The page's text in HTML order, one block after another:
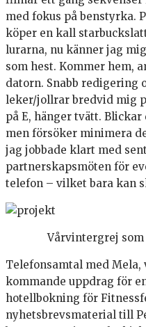
med fokus på benstyrka.
köper en kall
lurarna, nu känner jag
som hest. Kommer hem,
datorn. Snabb redigering
leker/jollrar bredvid mig
på E, hänger tvätt.
men försöker minimera
jag jobbade klart med
partnerskapsmöten för
telefon – vilket bara kan
Vårvintergrej
Telefonsamtal med
kommande uppdrag för
hotellbokning för
nyhetsbrevsmaterial till